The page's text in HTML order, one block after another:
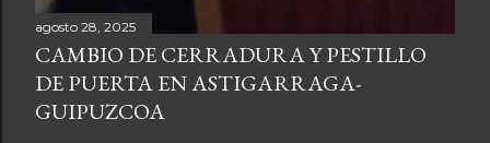
agosto 28, 2025
CAMBIO DE CERRADURA Y PESTILLO
DE PUERTA EN ASTIGARRAGA-
GUIPUZCOA